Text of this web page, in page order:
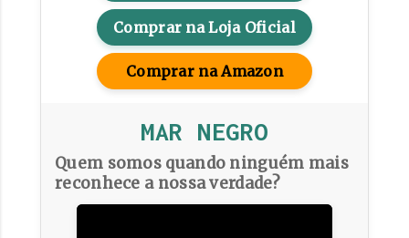
Comprar na Loja Oficial
Comprar na Amazon
MAR NEGRO
Quem somos quando ninguém mais
reconhece a nossa verdade?